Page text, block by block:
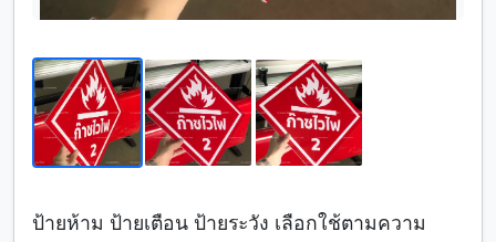
ป้ายห้าม ป้ายเตือน ป้ายระวัง เลือกใช้ตามความ